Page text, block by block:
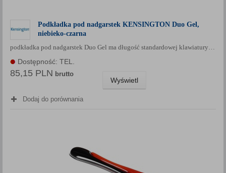
Podkładka pod nadgarstek KENSINGTON Duo Gel,
niebieko-czarna
podkładka pod nadgarstek Duo Gel ma długość standardowej klawiatury…
Dostępność: TEL.
85,15 PLN brutto
Wyświetl
Dodaj do porównania